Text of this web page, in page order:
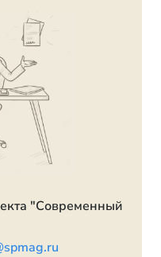
"Современный